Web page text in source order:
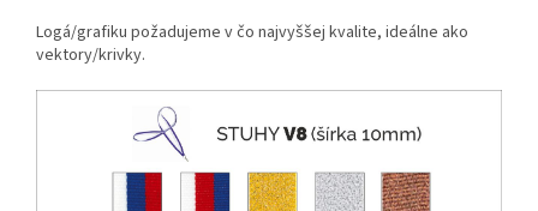
Logá/grafiku požadujeme v čo najvyššej kvalite, ideálne ako
vektory/krivky.